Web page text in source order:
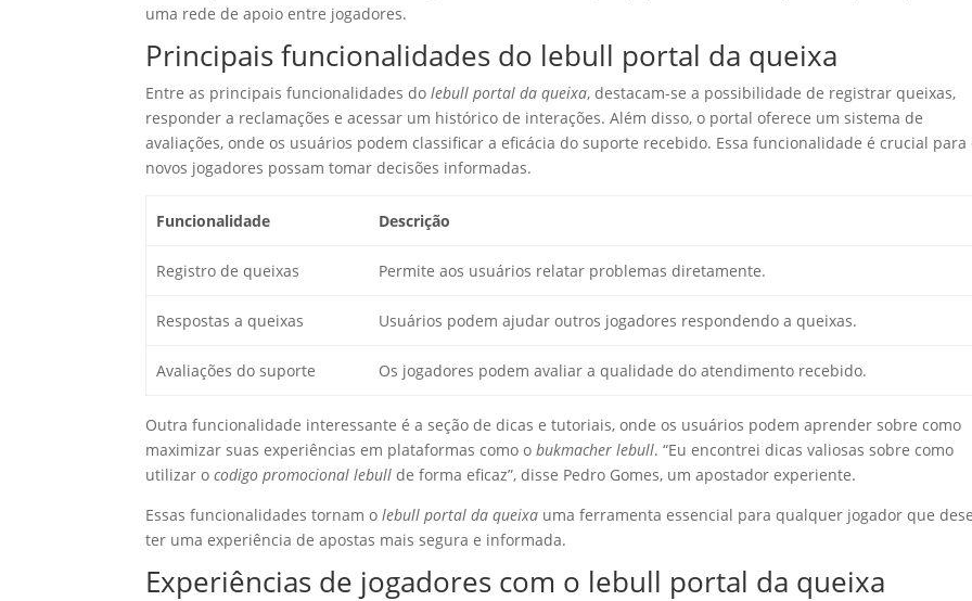
uma rede de apoio entre jogadores.
Principais funcionalidades do lebull portal da queixa
Entre as principais funcionalidades dolebull portal da queixa, destacam-se a possibilidade de registrar queixas,
responder a reclamações e acessar um histórico de interações. Além disso, o portal oferece um sistema de
avaliações, onde os usuários podem classificar a eficácia do suporte recebido. Essa funcionalidade é crucial para
novos jogadores possam tomar decisões informadas.
Funcionalidade Descrição
Registro de queixas Permite aos usuários relatar problemas diretamente.
Respostas a queixas Usuários podem ajudar outros jogadores respondendo a queixas.
Avaliações do suporte Os jogadores podem avaliar a qualidade do atendimento recebido.
Outra funcionalidade interessante é a seção de dicas e tutoriais, onde os usuários podem aprender sobre como
maximizar suas experiências em plataformas como obukmacher lebull. “Eu encontrei dicas valiosas sobre como
utilizar ocodigo promocional lebull de forma eficaz”, disse Pedro Gomes, um apostador experiente.
Essas funcionalidades tornam olebull portal da queixa uma ferramenta essencial para qualquer jogador que
ter uma experiência de apostas mais segura e informada.
Experiências de jogadores com o lebull portal da queixa